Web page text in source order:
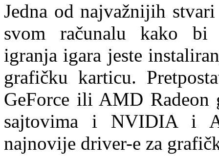
Jedna od najvažnijih
svom računalu kako bi
igranja igara jeste
grafičku karticu.
GeForce ili AMD
sajtovima i NVIDIA i
najnovije driver-e za